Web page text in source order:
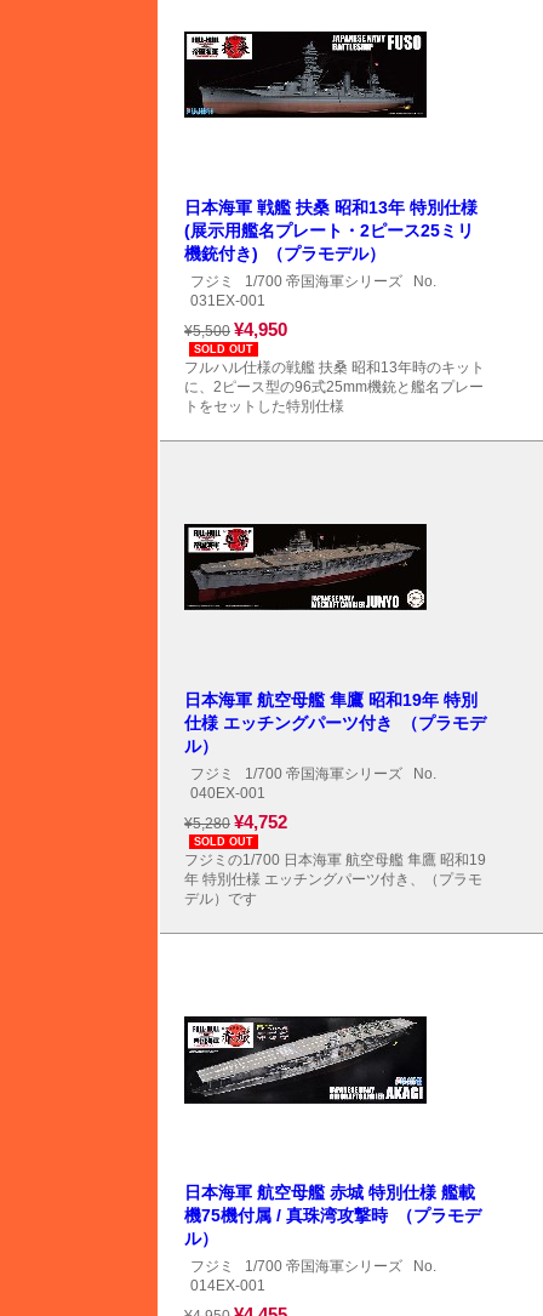
日本海軍 戦艦 扶桑 昭和13年 特別仕様
(展示用艦名プレート・2ピース25ミリ
機銃付き) （プラモデル）
フジミ 1/700 帝国海軍シリーズ No.
031EX-001
¥5,500 ¥4,950
SOLD OUT
フルハル仕様の戦艦 扶桑 昭和13年時のキット
に、2ピース型の96式25mm機銃と艦名プレー
トをセットした特別仕様
日本海軍 航空母艦 隼鷹 昭和19年 特別
仕様 エッチングパーツ付き （プラモデ
ル）
フジミ 1/700 帝国海軍シリーズ No.
040EX-001
¥5,280 ¥4,752
SOLD OUT
フジミの1/700 日本海軍 航空母艦 隼鷹 昭和19
年 特別仕様 エッチングパーツ付き、（プラモ
デル）です
日本海軍 航空母艦 赤城 特別仕様 艦載
機75機付属 / 真珠湾攻撃時 （プラモデ
ル）
フジミ 1/700 帝国海軍シリーズ No.
014EX-001